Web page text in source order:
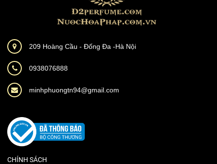
209 Hoàng Cầu - Đống Đa -Hà Nội
0938076888
minhphuongtn94@gmail.com
CHÍNH SÁCH